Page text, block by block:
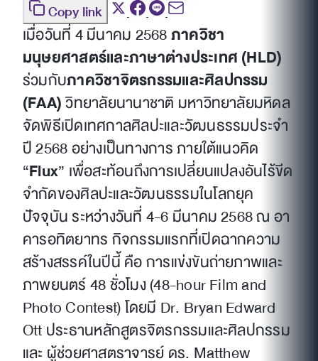
Copy link
เมื่อวันที่ 4 มีนาคม 2568ภาควิชา
มนุษยศาสตร์และภาษาต่างประเทศ (HLD)
ร่วมกับภาควิชาจิตรกรรมและศิลปกรรม
(FAA)วิทยาลัยนานาชาติ มหาวิทยาลัยมหิดล
จัดพิธีเปิดเทศกาลศิลปะและวัฒนธรรมประจำ
ปี 2568 อย่างเป็นทางการ ภายใต้แนวคิด
“Flux” เพื่อสะท้อนถึงการเปลี่ยนแปลงอันไร้ขีด
จำกัดของศิลปะและวัฒนธรรมในโลกยุค
ปัจจุบัน ระหว่างวันที่ 4-6 มีนาคม 2568 ณ อา
คารอทิตยาทร กิจกรรมแรกที่เปิดฉากความ
สร้างสรรค์ในปีนี้ คือ การแข่งขันถ่ายภาพและ
ภาพยนตร์ 48 ชั่วโมง (48-hour Film and
Photo Contest) โดยมี Dr. Bryan Edward
Ott ประธานหลักสูตรจิตรกรรมและศิลปกรรม
และ ผู้ช่วยศาสตราจารย์ ดร. Matthew